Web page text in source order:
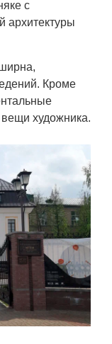
с
архитектуры
Кроме
художника.